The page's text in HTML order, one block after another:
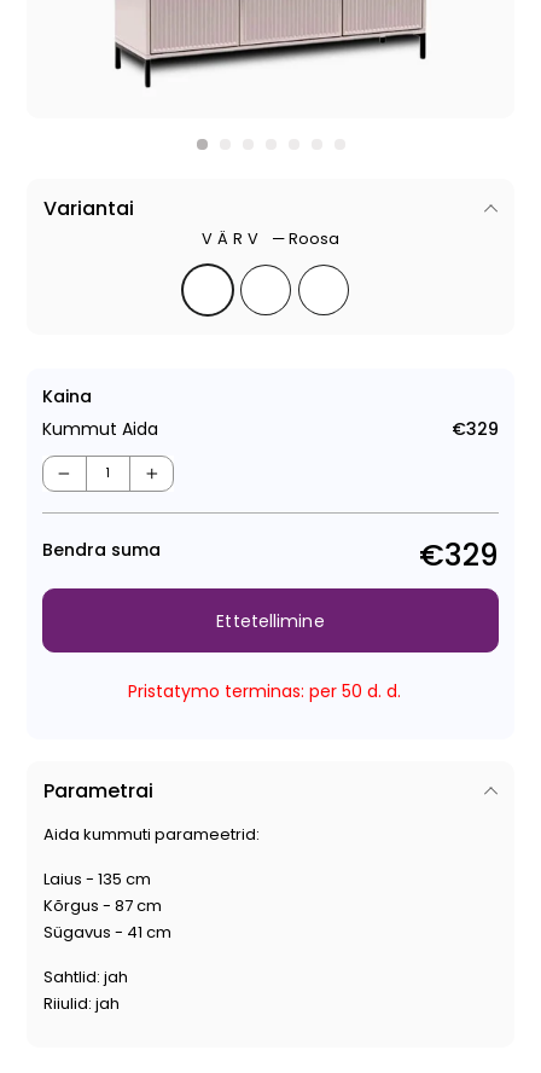
Variantai
VÄRV —Roosa
Kaina
Kummut Aida
€329
− +
Bendra suma €329
Pristatymo terminas: per 50 d. d.
Ettetellimine
Parametrai
Aida kummuti parameetrid:
Laius - 135 cm
Kõrgus - 87 cm
Sügavus - 41 cm
Sahtlid: jah
Riiulid: jah